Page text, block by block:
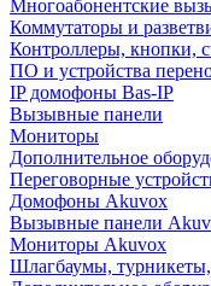
Многоабонентские
Коммутаторы и
Контроллеры, кнопки,
ПО и устройства
IP домофоны Bas-IP
Вызывные панели
Мониторы
Дополнительное
Переговорные
Домофоны Akuvox
Вызывные панели
Мониторы Akuvox
Шлагбаумы, турникеты,